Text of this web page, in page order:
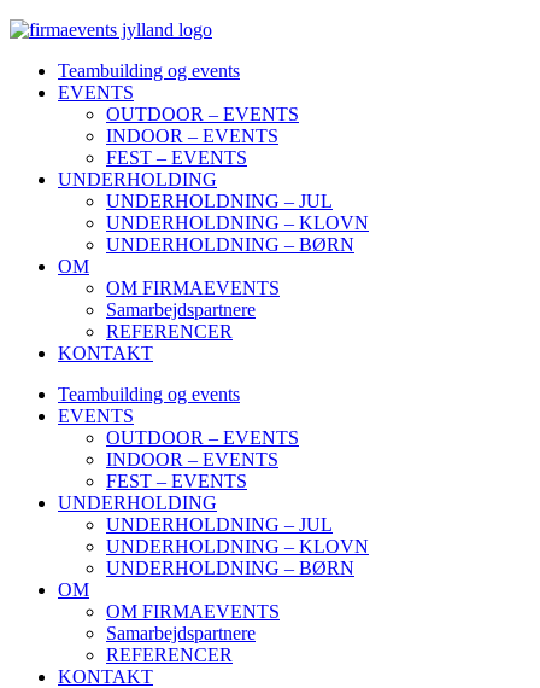
Teambuilding og events
EVENTS
OUTDOOR – EVENTS
INDOOR – EVENTS
FEST – EVENTS
UNDERHOLDING
UNDERHOLDNING – JUL
UNDERHOLDNING – KLOVN
UNDERHOLDNING – BØRN
OM
OM FIRMAEVENTS
Samarbejdspartnere
REFERENCER
KONTAKT
Teambuilding og events
EVENTS
OUTDOOR – EVENTS
INDOOR – EVENTS
FEST – EVENTS
UNDERHOLDING
UNDERHOLDNING – JUL
UNDERHOLDNING – KLOVN
UNDERHOLDNING – BØRN
OM
OM FIRMAEVENTS
Samarbejdspartnere
REFERENCER
KONTAKT